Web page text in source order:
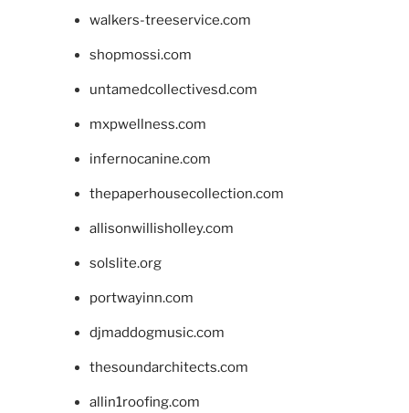
walkers-treeservice.com
shopmossi.com
untamedcollectivesd.com
mxpwellness.com
infernocanine.com
thepaperhousecollection.com
allisonwillisholley.com
solslite.org
portwayinn.com
djmaddogmusic.com
thesoundarchitects.com
allin1roofing.com